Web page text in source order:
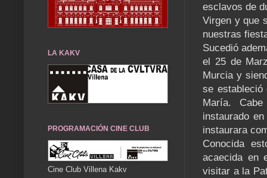
esclavos de
Virgen y que
nuestras
Sucedió
el 25 de
Murcia y
se estableció
María.
instaurado
instaurara
Conocida
acaecida en
visitar a la
LA KAKV
PROGRAMACIÓN CINE CLUB
Cine Club Villena Kakv